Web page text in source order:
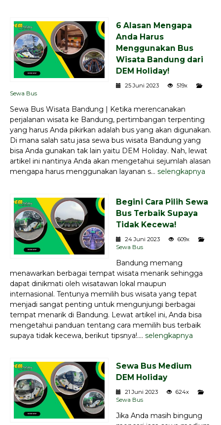
6 Alasan Mengapa
Anda Harus
Menggunakan Bus
Wisata Bandung dari
DEM Holiday!
25 Juni 2023
519x
Sewa Bus
Sewa Bus Wisata Bandung | Ketika merencanakan
perjalanan wisata ke Bandung, pertimbangan terpenting
yang harus Anda pikirkan adalah bus yang akan digunakan.
Di mana salah satu jasa sewa bus wisata Bandung yang
bisa Anda gunakan tak lain yaitu DEM Holiday. Nah, lewat
artikel ini nantinya Anda akan mengetahui sejumlah alasan
mengapa harus menggunakan layanan s... selengkapnya
Begini Cara Pilih Sewa
Bus Terbaik Supaya
Tidak Kecewa!
24 Juni 2023
609x
Sewa Bus
Bandung memang
menawarkan berbagai tempat wisata menarik sehingga
dapat dinikmati oleh wisatawan lokal maupun
internasional. Tentunya memilih bus wisata yang tepat
menjadi sangat penting untuk mengunjungi berbagai
tempat menarik di Bandung. Lewat artikel ini, Anda bisa
mengetahui panduan tentang cara memilih bus terbaik
supaya tidak kecewa, berikut tipsnya!.... selengkapnya
Sewa Bus Medium
DEM Holiday
21 Juni 2023
624x
Sewa Bus
Jika Anda masih bingung